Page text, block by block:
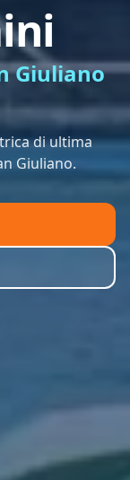
Giuliano
di ultima
Giuliano.